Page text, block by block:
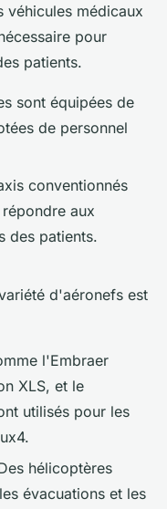
véhicules médicaux
pour
patients.
sont équipées de
de personnel
conventionnés
aux
des patients.
d'aéronefs est
l'Embraer
XLS, et le
utilisés pour les
hélicoptères
évacuations et les